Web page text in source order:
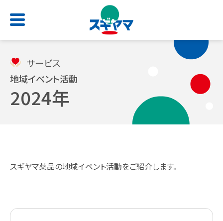
HOME
店舗検索
会社概要
公式アプリ
サービス
地域イベント活動
2024年
スギヤマ薬品の地域イベント活動をご紹介します。